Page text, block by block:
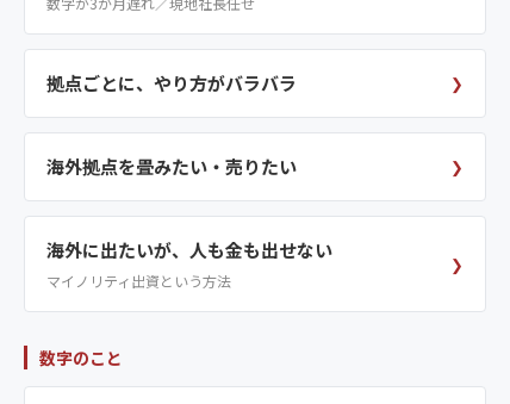
拠点ごとに、やり方がバラバラ ❯
海外拠点を畳みたい・売りたい ❯
海外に出たいが、人も金も出せない
マイノリティ出資という方法
❯
数字のこと